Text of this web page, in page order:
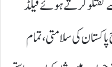
27کے شرکا سے گفتگو کرتے ہوئے فیلڈ
کی سلامتی، تمام